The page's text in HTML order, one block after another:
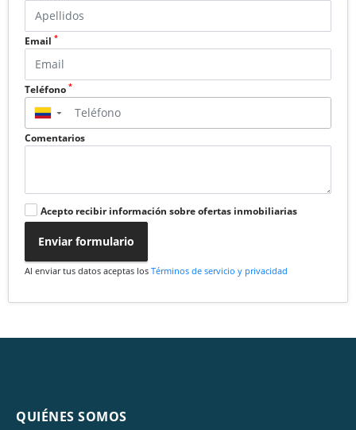
Email *
Teléfono *
▼
Comentarios
Acepto recibir información sobre ofertas inmobiliarias
Enviar formulario
Al enviar tus datos aceptas los Términos de servicio y privacidad
QUIÉNES SOMOS